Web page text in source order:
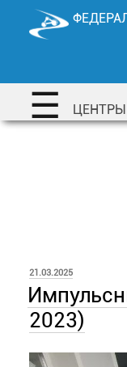
Перейти
☰
ОПУБЛИКОВАНО
21.03.2025
2023)